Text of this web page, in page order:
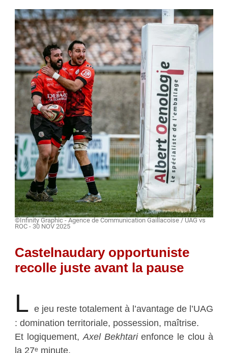
©Infinity Graphic - Agence de Communication Gaillacoise / UAG vs
ROC - 30 NOV 2025
Castelnaudary opportuniste
recolle juste avant la pause
L e jeu reste totalement à l’avantage de l’UAG
: domination territoriale, possession, maîtrise.
Et logiquement,Axel Bekhtarienfonce le clou à
la 27ᵉ minute.